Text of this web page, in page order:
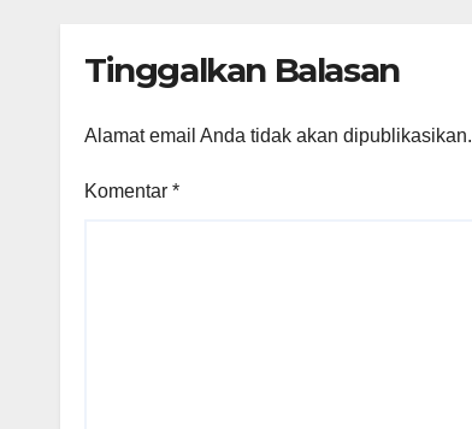
Tinggalkan Balasan
Alamat email Anda tidak akan dipublikasikan.
Komentar *